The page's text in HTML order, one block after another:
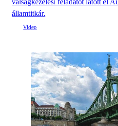
válságkezelési feladatot látott el
államtitkár.